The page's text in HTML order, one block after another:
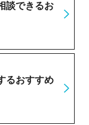
談できるお
るおすすめ